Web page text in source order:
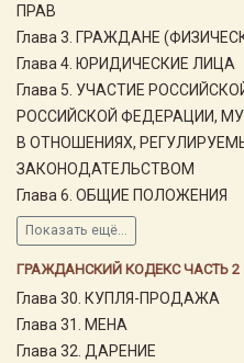
ПРАВ
Глава 3. ГРАЖДАНЕ
Глава 4. ЮРИДИЧЕСКИЕ ЛИЦА
Глава 5. УЧАСТИЕ
РОССИЙСКОЙ ФЕДЕРАЦИИ,
В ОТНОШЕНИЯХ,
ЗАКОНОДАТЕЛЬСТВОМ
Глава 6. ОБЩИЕ ПОЛОЖЕНИЯ
Показать ещё...
ГРАЖДАНСКИЙ КОДЕКС ЧАСТЬ 2
Глава 30. КУПЛЯ-ПРОДАЖА
Глава 31. МЕНА
Глава 32. ДАРЕНИЕ